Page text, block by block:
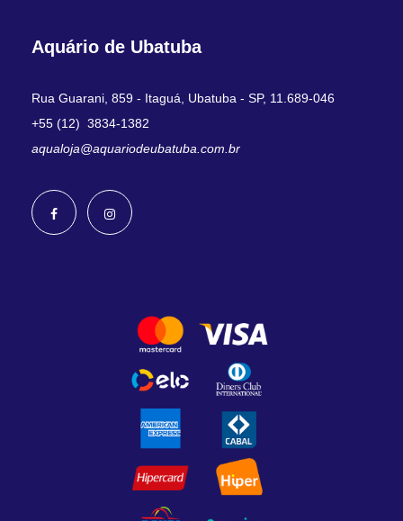
Aquário de Ubatuba
Rua Guarani, 859 - Itaguá, Ubatuba - SP, 11.689-046
+55 (12) 3834-1382
aqualoja@aquariodeubatuba.com.br